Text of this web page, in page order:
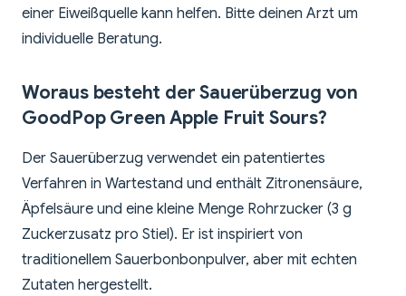
einer Eiweißquelle kann helfen. Bitte deinen Arzt um
individuelle Beratung.
Woraus besteht der Sauerüberzug von
GoodPop Green Apple Fruit Sours?
Der Sauerüberzug verwendet ein patentiertes
Verfahren in Wartestand und enthält Zitronensäure,
Äpfelsäure und eine kleine Menge Rohrzucker (3 g
Zuckerzusatz pro Stiel). Er ist inspiriert von
traditionellem Sauerbonbonpulver, aber mit echten
Zutaten hergestellt.